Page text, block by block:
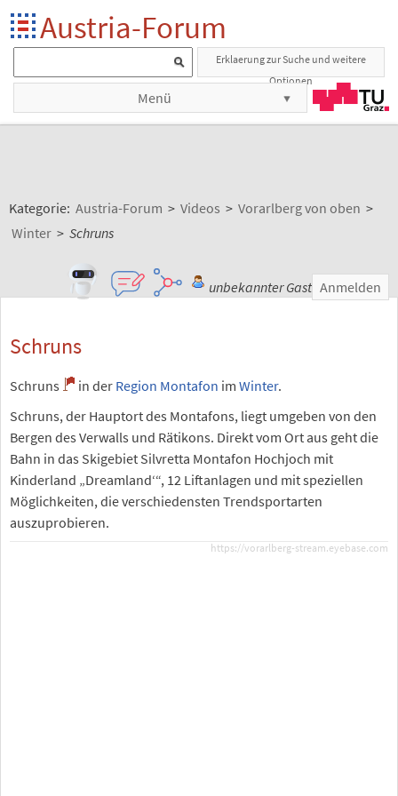
Austria-Forum
Erklaerung zur Suche und weitere
Optionen
Menü
Kategorie: Austria-Forum > Videos > Vorarlberg von oben >
Winter > Schruns
unbekannter Gast Anmelden
Schruns
Schruns in der Region Montafon im Winter.
Schruns, der Hauptort des Montafons, liegt umgeben von den
Bergen des Verwalls und Rätikons. Direkt vom Ort aus geht die
Bahn in das Skigebiet Silvretta Montafon Hochjoch mit
Kinderland „Dreamland‘“, 12 Liftanlagen und mit speziellen
Möglichkeiten, die verschiedensten Trendsportarten
auszuprobieren.
https://vorarlberg-stream.eyebase.com